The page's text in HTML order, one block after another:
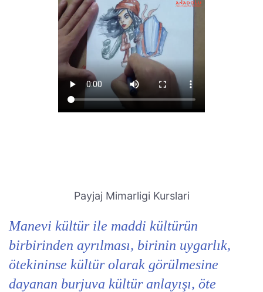
Payjaj Mimarligi Kurslari
Manevi kültür ile maddi kültürün
birbirinden ayrılması, birinin uygarlık,
ötekininse kültür olarak görülmesine
dayanan burjuva kültür anlayışı, öte